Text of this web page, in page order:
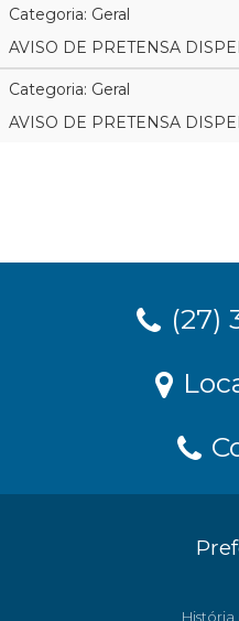
Categoria: Geral
AVISO DE PRETENSA
Categoria: Geral
AVISO DE PRETENSA
(27)